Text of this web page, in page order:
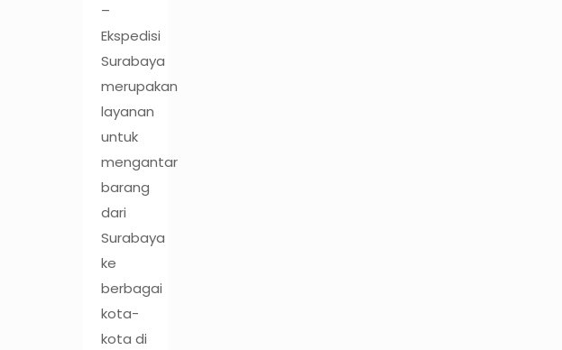
–
Ekspedisi
Surabaya
merupakan
layanan
untuk
mengantar
barang
dari
Surabaya
ke
berbagai
kota-
kota di